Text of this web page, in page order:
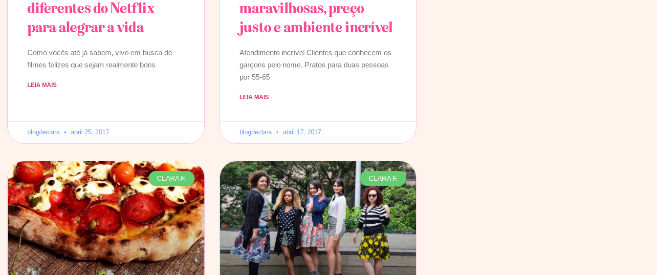
diferentes do Netflix
para alegrar a vida
Como vocês até já sabem, vivo em busca de
filmes felizes que sejam realmente bons
LEIA MAIS
blogdeclara abril 25, 2017
maravilhosas, preço
justo e ambiente incrível
Atendimento incrível Clientes que conhecem os
garçons pelo nome. Pratos para duas pessoas
por 55-65
LEIA MAIS
blogdeclara abril 17, 2017
CLARA F. CLARA F.